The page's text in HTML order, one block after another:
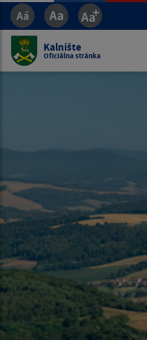
Kalnište
Oficiálna stránka